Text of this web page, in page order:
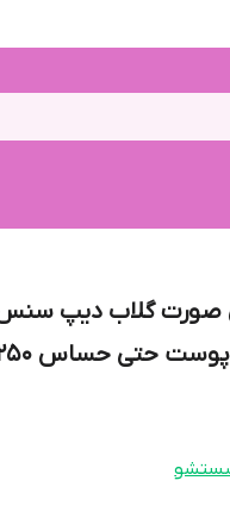
گلاب دیپ